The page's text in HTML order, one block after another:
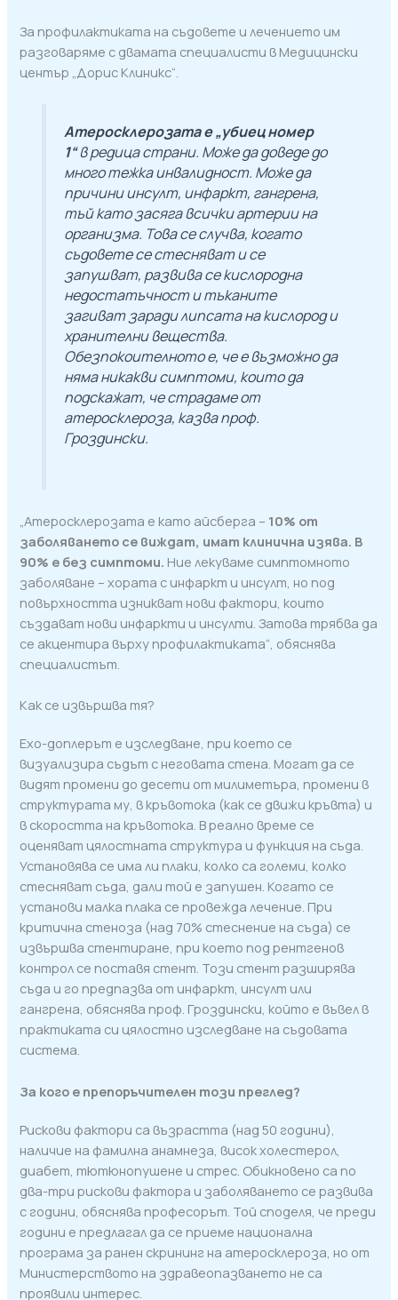
За профилактиката на съдовете и лечението им
разговаряме с двамата специалисти в Медицински
център „Дорис Клиникс“.
Атеросклерозата е „убиец номер
1“в редица страни. Може да доведе до
много тежка инвалидност. Може да
причини инсулт, инфаркт, гангрена,
тъй като засяга всички артерии на
организма. Това се случва, когато
съдовете се стесняват и се
запушват, развива се кислородна
недостатъчност и тъканите
загиват заради липсата на кислород и
хранителни вещества.
Обезпокоителното е, че е възможно да
няма никакви симптоми, които да
подскажат, че страдаме от
атеросклероза, казва проф.
Гроздински.
„Атеросклерозата е като айсберга – 10% от
заболяването се виждат, имат клинична изява. В
90% е без симптоми. Ние лекуваме симптомното
заболяване – хората с инфаркт и инсулт, но под
повърхността изникват нови фактори, които
създават нови инфаркти и инсулти. Затова трябва да
се акцентира върху профилактиката“, обяснява
специалистът.
Как се извършва тя?
Ехо-доплерът е изследване, при което се
визуализира съдът с неговата стена. Могат да се
видят промени до десети от милиметъра, промени в
структурата му, в кръвотока (как се движи кръвта) и
в скоростта на кръвотока. В реално време се
оценяват цялостната структура и функция на съда.
Установява се има ли плаки, колко са големи, колко
стесняват съда, дали той е запушен. Когато се
установи малка плака се провежда лечение. При
критична стеноза (над 70% стеснение на съда) се
извършва стентиране, при което под рентгенов
контрол се поставя стент. Този стент разширява
съда и го предпазва от инфаркт, инсулт или
гангрена, обяснява проф. Гроздински, който е въвел в
практиката си цялостно изследване на съдовата
система.
За кого е препоръчителен този преглед?
Рискови фактори са възрастта (над 50 години),
наличие на фамилна анамнеза, висок холестерол,
диабет, тютюнопушене и стрес. Обикновено са по
два-три рискови фактора и заболяването се развива
с години, обяснява професорът. Той споделя, че преди
години е предлагал да се приеме национална
програма за ранен скрининг на атеросклероза, но от
Министерството на здравеопазването не са
проявили интерес.